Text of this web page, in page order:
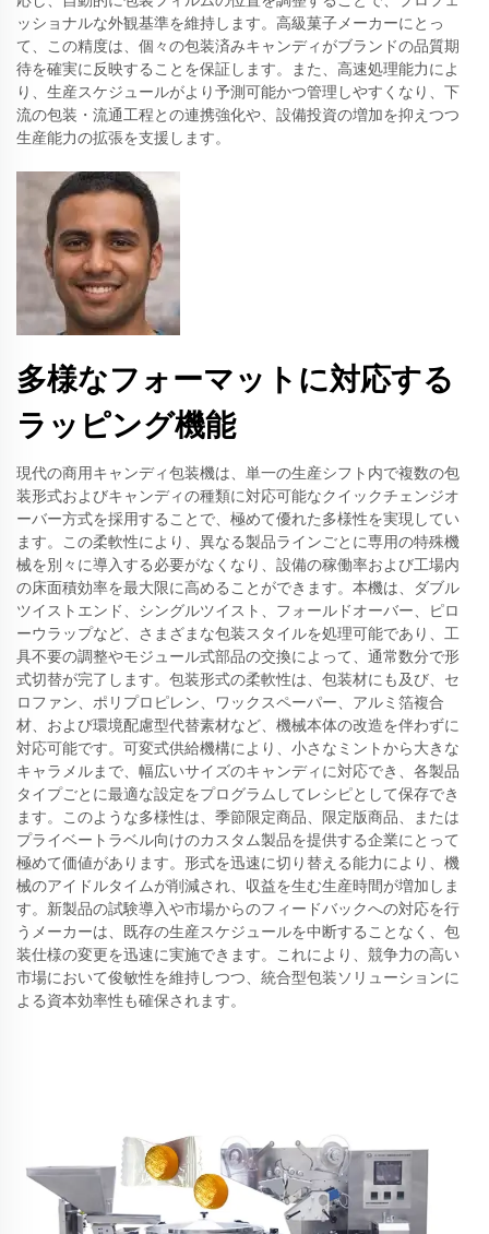
ッショナルな外観基準を維持します。高級菓子メーカーにとっ
て、この精度は、個々の包装済みキャンディがブランドの品質期
待を確実に反映することを保証します。また、高速処理能力によ
り、生産スケジュールがより予測可能かつ管理しやすくなり、下
流の包装・流通工程との連携強化や、設備投資の増加を抑えつつ
生産能力の拡張を支援します。
多様なフォーマットに対応する
ラッピング機能
現代の商用キャンディ包装機は、単一の生産シフト内で複数の包
装形式およびキャンディの種類に対応可能なクイックチェンジオ
ーバー方式を採用することで、極めて優れた多様性を実現してい
ます。この柔軟性により、異なる製品ラインごとに専用の特殊機
械を別々に導入する必要がなくなり、設備の稼働率および工場内
の床面積効率を最大限に高めることができます。本機は、ダブル
ツイストエンド、シングルツイスト、フォールドオーバー、ピロ
ーウラップなど、さまざまな包装スタイルを処理可能であり、工
具不要の調整やモジュール式部品の交換によって、通常数分で形
式切替が完了します。包装形式の柔軟性は、包装材にも及び、セ
ロファン、ポリプロピレン、ワックスペーパー、アルミ箔複合
材、および環境配慮型代替素材など、機械本体の改造を伴わずに
対応可能です。可変式供給機構により、小さなミントから大きな
キャラメルまで、幅広いサイズのキャンディに対応でき、各製品
タイプごとに最適な設定をプログラムしてレシピとして保存でき
ます。このような多様性は、季節限定商品、限定版商品、または
プライベートラベル向けのカスタム製品を提供する企業にとって
極めて価値があります。形式を迅速に切り替える能力により、機
械のアイドルタイムが削減され、収益を生む生産時間が増加しま
す。新製品の試験導入や市場からのフィードバックへの対応を行
うメーカーは、既存の生産スケジュールを中断することなく、包
装仕様の変更を迅速に実施できます。これにより、競争力の高い
市場において俊敏性を維持しつつ、統合型包装ソリューションに
よる資本効率性も確保されます。